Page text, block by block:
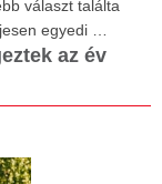
választ találta
egyedi …
az év